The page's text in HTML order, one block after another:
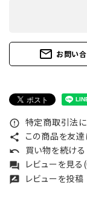
mail_outline お問い
error_outline 特定商取引法
share この商品を友達
undo 買い物を続ける
forum レビューを見
rate_review レビューを投稿